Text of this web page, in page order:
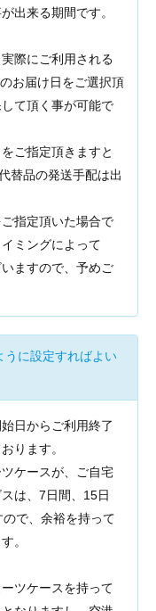
出来る期間です。
際にご利用される
お届け日をご選択頂
て頂く事が可能で
ご指定頂きますと
替品の発送手配は出
指定頂いた場合で
ミングによって
ますので、予めご
うに設定すればよい
日からご利用終了
ります。
ケースが、ご自宅
は、7日間、15日
で、余裕を持って
。
ツケースを持って